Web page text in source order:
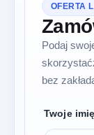
OFERTA
Podaj
bez
Twoje imię